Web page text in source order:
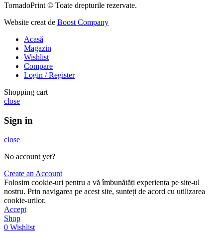
TornadoPrint © Toate drepturile rezervate.
Website creat de Boost Company
Acasă
Magazin
Wishlist
Compare
Login / Register
Shopping cart
close
Sign in
close
No account yet?
Create an Account
Folosim cookie-uri pentru a vă îmbunătăți experiența pe site-ul
nostru. Prin navigarea pe acest site, sunteți de acord cu utilizarea
cookie-urilor.
Accept
Shop
0 Wishlist